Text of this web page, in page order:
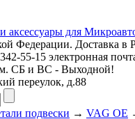
Федерации. Доставка в
342-55-15 электронная
СБ и ВС - Выходной!
переулок, д.88
подвески → VAG OE